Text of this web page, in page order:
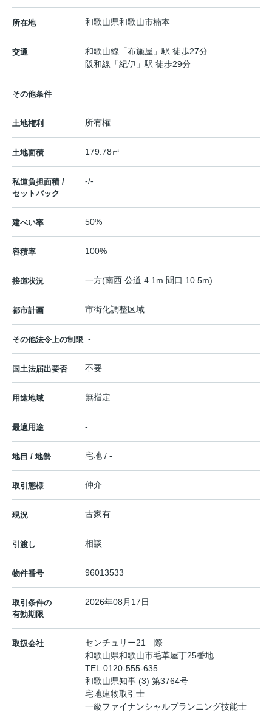
所在地 和歌山県和歌山市楠本
交通 和歌山線 「布施屋 」駅 徒歩27分
阪和線 「紀伊 」駅 徒歩29分
その他条件
土地権利 所有権
土地面積 179.78㎡
私道負担面積 /
セットバック
-/-
建ぺい率 50%
容積率 100%
接道状況 一方(南西 公道 4.1m 間口 10.5m)
都市計画 市街化調整区域
その他法令上の制限 -
国土法届出要否 不要
用途地域 無指定
最適用途 -
地目 / 地勢 宅地 / -
取引態様 仲介
現況 古家有
引渡し 相談
物件番号 96013533
取引条件の
有効期限
2026年08月17日
取扱会社
センチュリー21 際
和歌山県和歌山市毛革屋丁25番地
TEL:0120-555-635
和歌山県知事 (3) 第3764号
宅地建物取引士
一級ファイナンシャルプランニング技能士